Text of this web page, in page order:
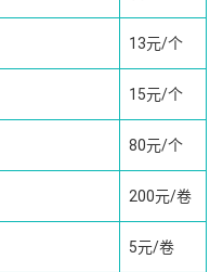
13元/个
15元/个
80元/个
200元/卷
5元/卷